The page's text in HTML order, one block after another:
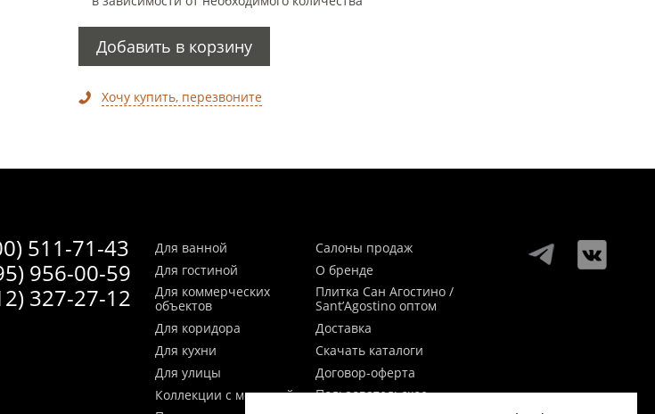
Добавить в корзину
Хочу купить, перезвоните
511-71-43
956-00-59
327-27-12
Для ванной
Для гостиной
Для коммерческих
объектов
Для коридора
Для кухни
Для улицы
Коллекции с мозаикой
Салоны продаж
О бренде
Плитка Сан Агостино /
Sant’Agostino оптом
Доставка
Скачать каталоги
Договор-оферта
Пользовательское